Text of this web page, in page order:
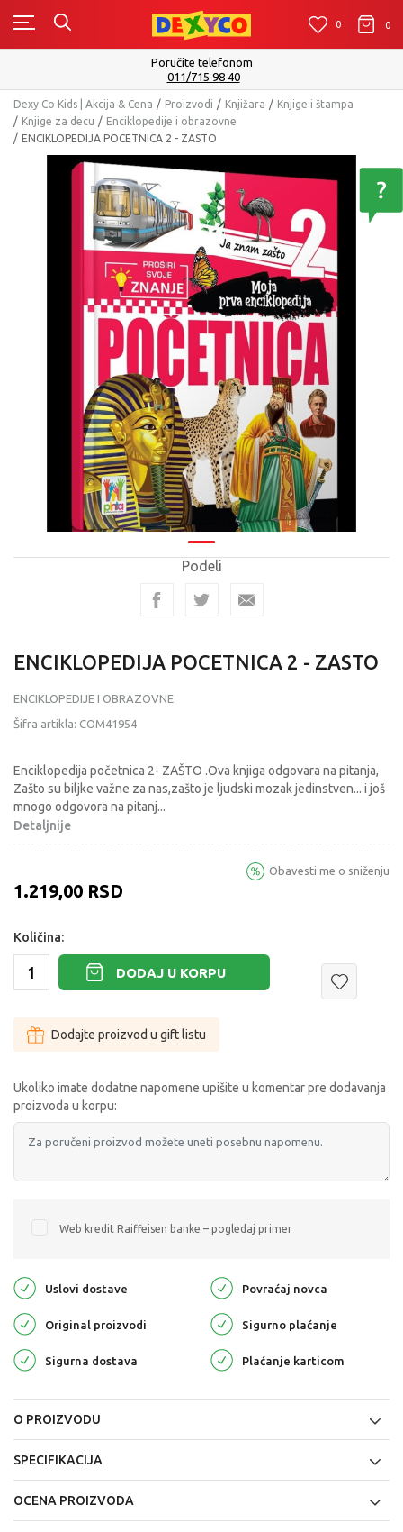
0 0 0
Poručite telefonom
011/715 98 40
Dexy Co Kids | Akcija & Cena Proizvodi Knjižara
Knjige i štampa
Knjige za decu
Enciklopedije i obrazovne
ENCIKLOPEDIJA POCETNICA 2 - ZASTO
Podeli
ENCIKLOPEDIJA POCETNICA 2 - ZASTO
ENCIKLOPEDIJE I OBRAZOVNE
Šifra artikla: COM41954
Enciklopedija početnica 2- ZAŠTO .Ova knjiga odgovara na pitanja,
Zašto su biljke važne za nas,zašto je ljudski mozak jedinstven... i još
mnogo odgovora na pitanj...
Detaljnije
1.219,00 RSD
Obavesti me o sniženju
Količina:
DODAJ U KORPU
Dodajte proizvod u gift listu
Ukoliko imate dodatne napomene upišite u komentar pre dodavanja
proizvoda u korpu:
Web kredit Raiffeisen banke – pogledaj primer
Uslovi dostave Povraćaj novca
Original proizvodi Sigurno plaćanje
Sigurna dostava Plaćanje karticom
O PROIZVODU
SPECIFIKACIJA
OCENA PROIZVODA